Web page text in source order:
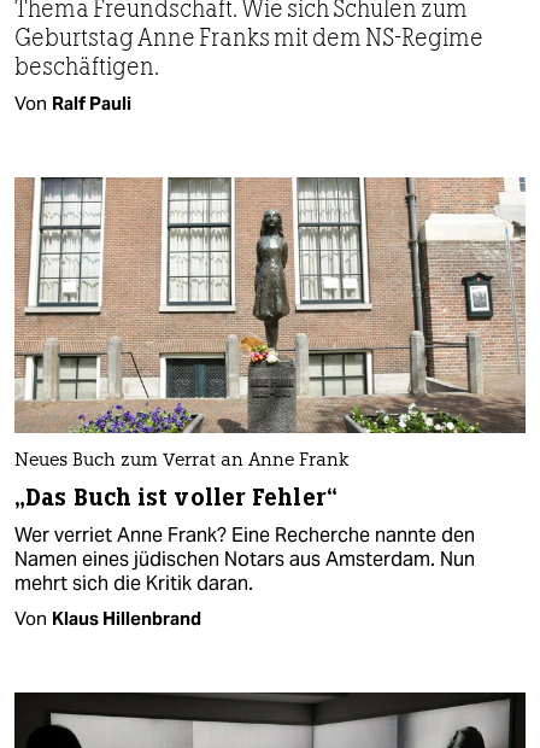
Thema Freundschaft. Wie sich Schulen zum
Geburtstag Anne Franks mit dem NS-Regime
beschäftigen.
Von Ralf Pauli
Neues Buch zum Verrat an Anne Frank
„Das Buch ist voller Fehler“
Wer verriet Anne Frank? Eine Recherche nannte den
Namen eines jüdischen Notars aus Amsterdam. Nun
mehrt sich die Kritik daran.
Von Klaus Hillenbrand